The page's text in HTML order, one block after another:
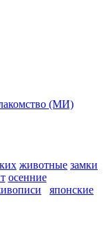
животные замки
осенние
японские